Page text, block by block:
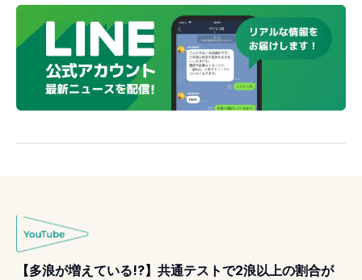
【多浪が増えている!?】共通テストで2浪以上の割合が